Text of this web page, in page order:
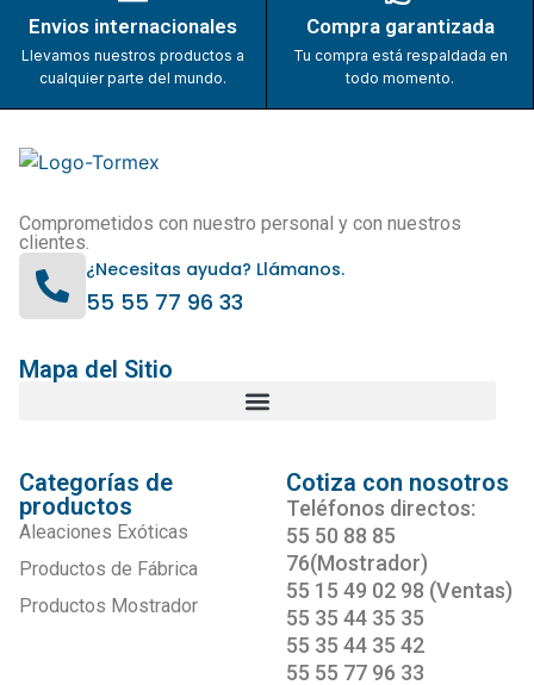
Envios internacionales
Llevamos nuestros productos a
cualquier parte del mundo.
Compra garantizada
Tu compra está respaldada en
todo momento.
Comprometidos con nuestro personal y con nuestros
clientes.
¿Necesitas ayuda? Llámanos.
55 55 77 96 33
Mapa del Sitio
Categorías de
productos
Aleaciones Exóticas
Productos de Fábrica
Productos Mostrador
Cotiza con nosotros
Teléfonos directos:
55 50 88 85
76(Mostrador)
55 15 49 02 98 (Ventas)
55 35 44 35 35
55 35 44 35 42
55 55 77 96 33